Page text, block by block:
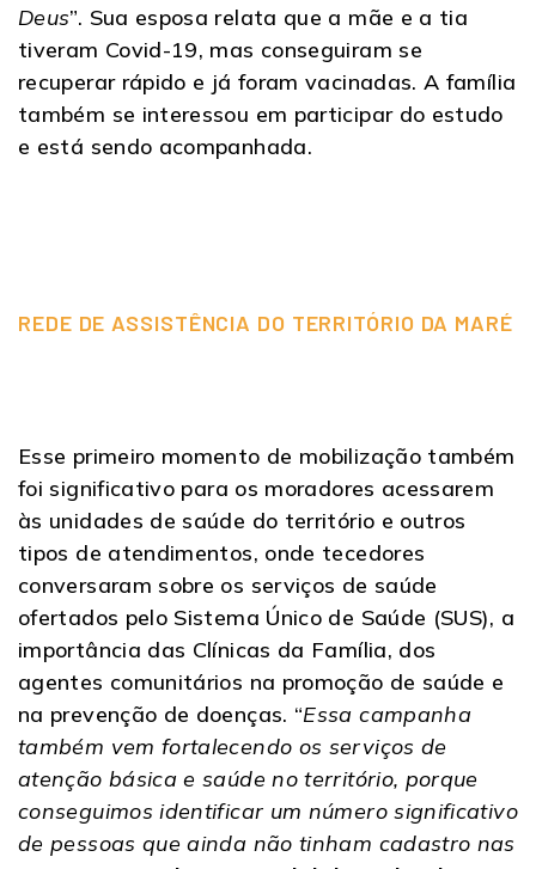
Deus”. Sua esposa relata que a mãe e a tia
tiveram Covid-19, mas conseguiram se
recuperar rápido e já foram vacinadas. A família
também se interessou em participar do estudo
e está sendo acompanhada.
REDE DE ASSISTÊNCIA DO TERRITÓRIO DA MARÉ
Esse primeiro momento de mobilização também
foi significativo para os moradores acessarem
às unidades de saúde do território e outros
tipos de atendimentos, onde tecedores
conversaram sobre os serviços de saúde
ofertados pelo Sistema Único de Saúde (SUS), a
importância das Clínicas da Família, dos
agentes comunitários na promoção de saúde e
na prevenção de doenças. “Essa campanha
também vem fortalecendo os serviços de
atenção básica e saúde no território, porque
conseguimos identificar um número significativo
de pessoas que ainda não tinham cadastro nas